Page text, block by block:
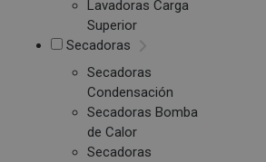
Lavadoras Carga
Superior
Secadoras
Secadoras
Condensación
Secadoras Bomba
de Calor
Secadoras